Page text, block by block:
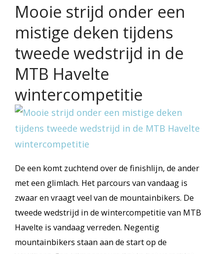
Mooie strijd onder een
mistige deken tijdens
tweede wedstrijd in de
MTB Havelte
wintercompetitie
De een komt zuchtend over de finishlijn, de ander
met een glimlach. Het parcours van vandaag is
zwaar en vraagt veel van de mountainbikers. De
tweede wedstrijd in de wintercompetitie van MTB
Havelte is vandaag verreden. Negentig
mountainbikers staan aan de start op de